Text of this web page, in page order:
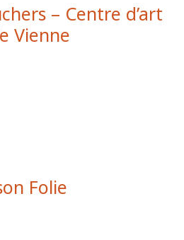
– Centre d’art
Vienne
Folie